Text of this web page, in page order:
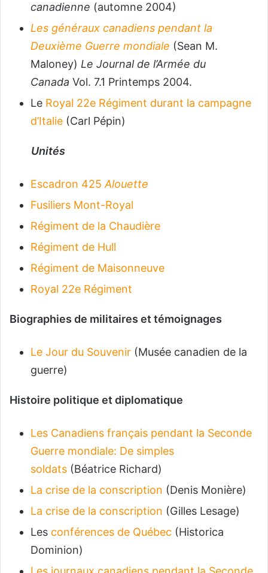
canadienne (automne 2004)
Les généraux canadiens pendant la
Deuxième Guerre mondiale (Sean M.
Maloney) Le Journal de l’Armée du
Canada Vol. 7.1 Printemps 2004.
Le Royal 22e Régiment durant la campagne
d’Italie (Carl Pépin)
Unités
Escadron 425 Alouette
Fusiliers Mont-Royal
Régiment de la Chaudière
Régiment de Hull
Régiment de Maisonneuve
Royal 22e Régiment
Biographies de militaires et témoignages
Le Jour du Souvenir (Musée canadien de la
guerre)
Histoire politique et diplomatique
Les Canadiens français pendant la Seconde
Guerre mondiale: De simples
soldats (Béatrice Richard)
La crise de la conscription (Denis Monière)
La crise de la conscription (Gilles Lesage)
Les conférences de Québec (Historica
Dominion)